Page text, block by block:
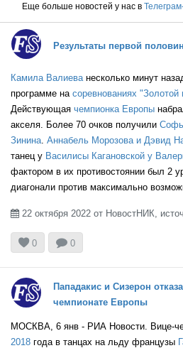
RUS
GEO
ITA
HUN
ITA
Еще больше новостей у нас в
Результаты первой
Камила Валиеванесколько минут
программе на соревнованиях "Золотой
Действующая чемпионка Европы
акселя. Более 70 очков получили
Зинина. Аннабель Морозова и Дэвид
танец у Василисы Кагановской у
фактором в их противостоянии был 2
диагонали против максимально
 22 октября 2022 от НовостНИК,
0  0
Пападакис и Сизерон
чемпионате Европы
МОСКВА, 6 янв - РИА Новости. Вице-
2018 года в танцах на льду французы